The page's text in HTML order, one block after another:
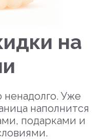
на
ненадолго. Уже
наполнится
подарками и